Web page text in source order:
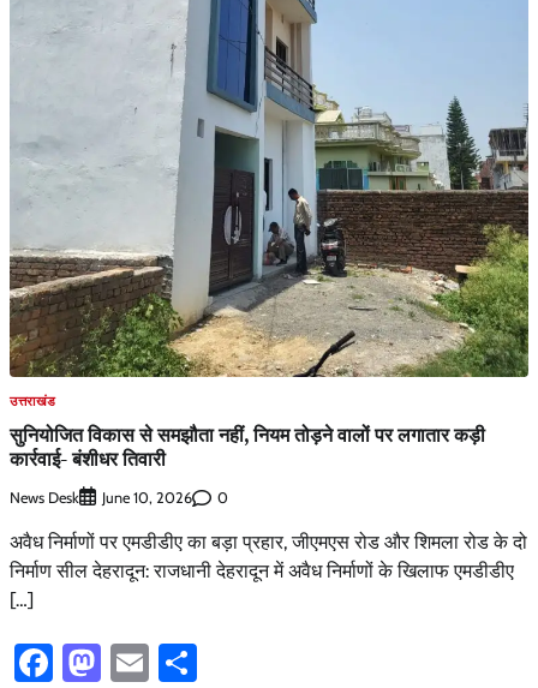
उत्तराखंड
सुनियोजित विकास से समझौता नहीं, नियम तोड़ने वालों पर लगातार कड़ी
कार्रवाई- बंशीधर तिवारी
News Desk June 10, 2026 0
अवैध निर्माणों पर एमडीडीए का बड़ा प्रहार, जीएमएस रोड और शिमला रोड के दो
निर्माण सील देहरादून: राजधानी देहरादून में अवैध निर्माणों के खिलाफ एमडीडीए
[…]
Facebook
Mastodon
Email